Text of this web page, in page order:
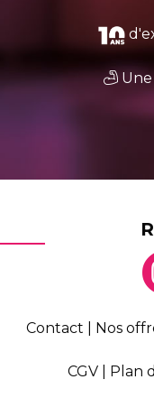
Une
Contact Nos
CGV
Plan